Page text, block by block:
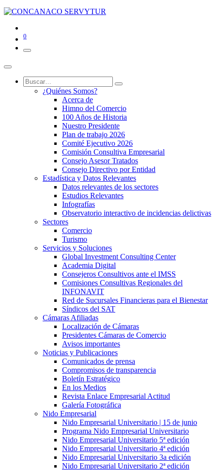
0
¿Quiénes Somos?
Acerca de
Himno del Comercio
100 Años de Historia
Nuestro Presidente
Plan de trabajo 2026
Comité Ejecutivo 2026
Comisión Consultiva Empresarial
Consejo Asesor Tratados
Consejo Directivo por Entidad
Estadística y Datos Relevantes
Datos relevantes de los sectores
Estudios Relevantes
Infografías
Observatorio interactivo de incidencias delictivas
Sectores
Comercio
Turismo
Servicios y Soluciones
Global Investment Consulting Center
Academia Digital
Consejeros Consultivos ante el IMSS
Comisiones Consultivas Regionales del
INFONAVIT
Red de Sucursales Financieras para el Bienestar
Síndicos del SAT
Cámaras Afiliadas
Localización de Cámaras
Presidentes Cámaras de Comercio
Avisos importantes
Noticias y Publicaciones
Comunicados de prensa
Compromisos de transparencia
Boletín Estratégico
En los Medios
Revista Enlace Empresarial Actitud
Galería Fotográfica
Nido Empresarial
Nido Empresarial Universitario | 15 de junio
Programa Nido Empresarial Universitario
Nido Empresarial Universitario 5ª edición
Nido Empresarial Universitario 4ª edición
Nido Empresarial Universitario 3a edición
Nido Empresarial Universitario 2ª edición